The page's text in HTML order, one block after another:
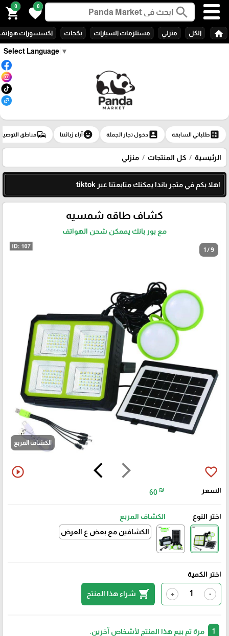
Select Language ▼
search
0
favorite
0
shopping_cart
home الكل منزلي مستلزمات السيارات بكجات اكسسورات
ballotطلباتي السابقة account_boxدخول تجار الجملة emoji_emotionsآراء زبائننا commuteمناطق
الرئيسية كل المنتجات منزلي
اهلا بكم في متجر باندا يمكنك متابعتنا عبر tiktok
كشاف طاقه شمسيه
مع بور بانك يممكن شحن الهواتف
1 / 9
الكشاف المربع
arrow_forward_ios
arrow_back_ios favorite_border
play_circle_outline
السعر 60 ₪
اختر النوع
الكشاف المربع
الكشافين مع بعض ع العرض
اختر الكمية
-
+
shopping_cart شراء هذا المنتج
مرة تم بيع هذا المنتج لأشخاص آخرين.